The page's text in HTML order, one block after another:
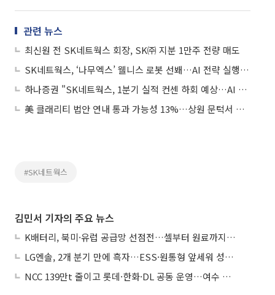
관련 뉴스
최신원 전 SK네트웍스 회장, SK㈜ 지분 1만주 전량 매도
SK네트웍스, ‘나무엑스’ 웰니스 로봇 선봬…AI 전략 실행에 박차
하나증권 "SK네트웍스, 1분기 실적 컨센 하회 예상…AI 신제품이 관건"
美 클래리티 법안 연내 통과 가능성 13%…상원 문턱서 제동
#SK네트웍스
김민서 기자의 주요 뉴스
K배터리, 북미·유럽 공급망 선점전…셀부터 원료까지 현지화
LG엔솔, 2개 분기 만에 흑자…ESS·원통형 앞세워 성장 가속
NCC 139만t 줄이고 롯데·한화·DL 공동 운영…여수 1호 본궤도